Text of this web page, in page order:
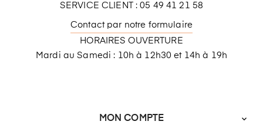
SERVICE CLIENT : 05 49 41 21 58
Contact par notre formulaire
HORAIRES OUVERTURE
Mardi au Samedi : 10h à 12h30 et 14h à 19h
MON COMPTE 